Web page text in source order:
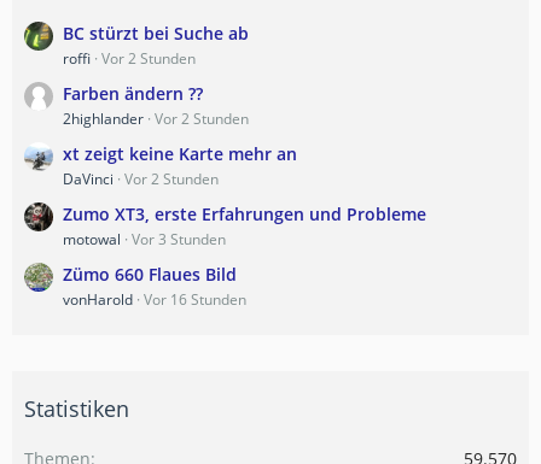
BC stürzt bei Suche ab
roffi Vor 2 Stunden
Farben ändern ??
2highlander Vor 2 Stunden
xt zeigt keine Karte mehr an
DaVinci Vor 2 Stunden
Zumo XT3, erste Erfahrungen und Probleme
motowal Vor 3 Stunden
Zümo 660 Flaues Bild
vonHarold Vor 16 Stunden
Statistiken
Themen
59.570